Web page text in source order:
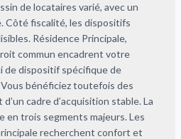
de locataires varié, avec un
Côté fiscalité, les dispositifs
Résidence Principale,
commun encadrent votre
de dispositif spécifique de
bénéficiez toutefois des
cadre d’acquisition stable. La
en trois segments majeurs. Les
recherchent confort et